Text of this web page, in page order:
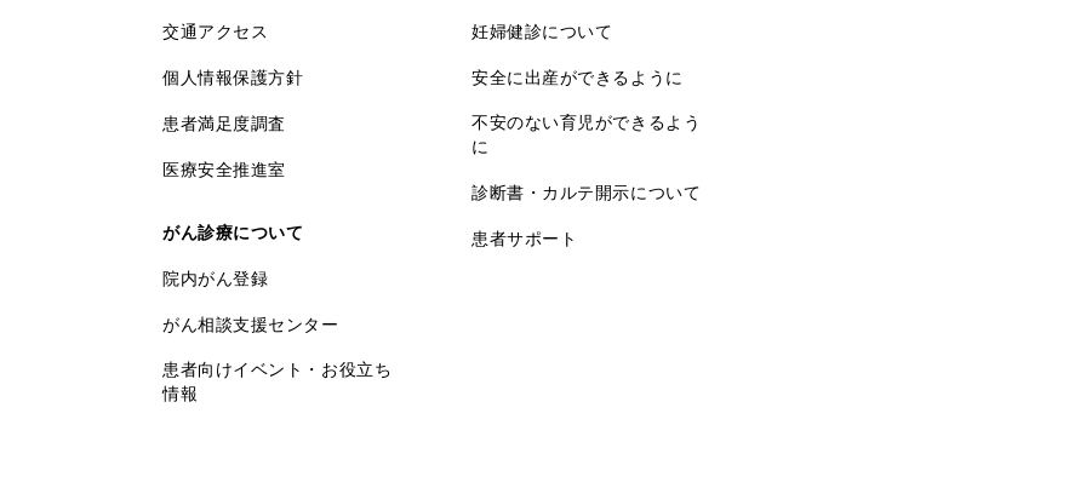
交通アクセス
個人情報保護方針
患者満足度調査
医療安全推進室
がん診療について
院内がん登録
がん相談支援センター
患者向けイベント・お役立ち
情報
妊婦健診について
安全に出産ができるように
不安のない育児ができるよう
に
診断書・カルテ開示について
患者サポート